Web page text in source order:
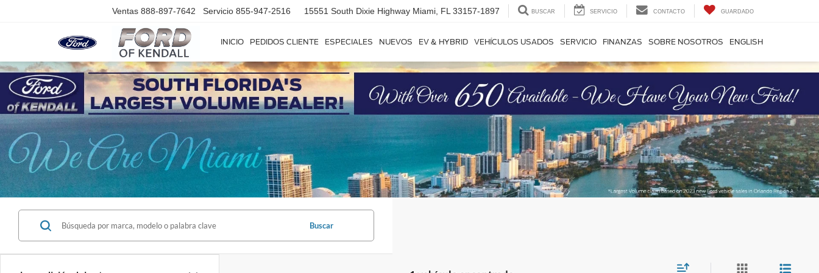
Ventas 888-897-7642 Servicio 855-947-2516 15551 South Dixie Highway Miami, FL 33157-1897 BUSCAR SERVICIO CONTACTO GUARDADO
INICIO PEDIDOS CLIENTE ESPECIALES NUEVOS EV & HYBRID VEHÍCULOS USADOS SERVICIO FINANZAS SOBRE NOSOTROS ENGLISH
Buscar